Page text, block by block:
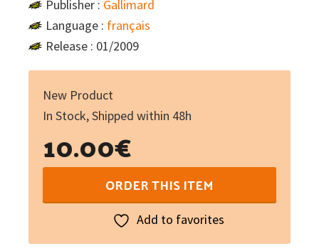
Publisher : Gallimard
Language : français
Release : 01/2009
New Product
In Stock, Shipped within 48h
10.00€
et
ORDER THIS ITEM
Add to favorites